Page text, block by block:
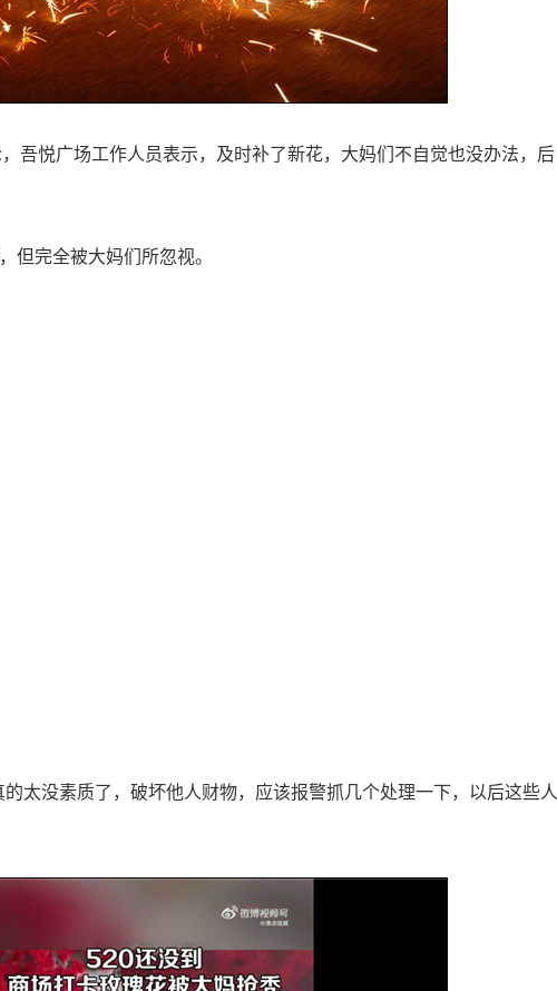
吾悦广场工作人员表示，及时补了新花，大妈们不自觉也没办法，后
但完全被大妈们所忽视。
太没素质了，破坏他人财物，应该报警抓几个处理一下，以后这些人